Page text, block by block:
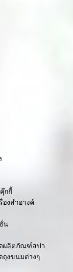
กกี้
งสำอางค์
น
ผลิตภัณฑ์สปา
ถุงขนมต่างๆ